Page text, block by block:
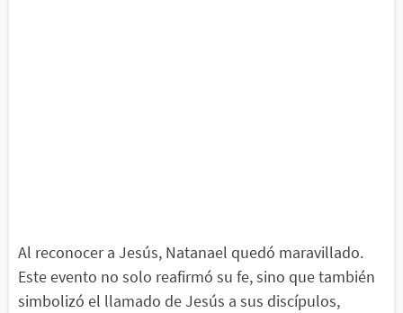
Al reconocer a Jesús, Natanael quedó maravillado.
Este evento no solo reafirmó su fe, sino que también
simbolizó el llamado de Jesús a sus discípulos,